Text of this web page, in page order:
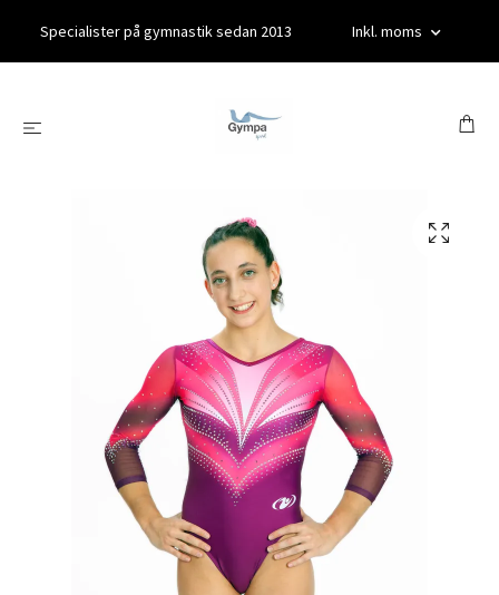
Specialister på gymnastik sedan 2013 Inkl. moms